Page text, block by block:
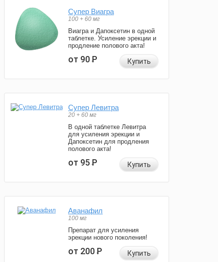
Супер Виагра
100 + 60 мг
Виагра и Дапоксетин в одной
таблетке. Усиление эрекции и
продление полового акта!
от 90Р Купить
Супер Левитра
20 + 60 мг
В одной таблетке Левитра
для усиления эрекции и
Дапоксетин для продления
полового акта!
от 95Р Купить
Аванафил
100 мг
Препарат для усиления
эрекции нового поколения!
от 200Р Купить